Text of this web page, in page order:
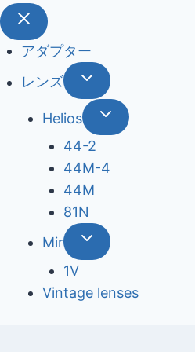
アダプター
レンズ
Helios
44-2
44М-4
44М
81N
Mir
1V
Vintage lenses